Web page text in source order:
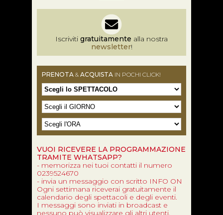
Iscriviti gratuitamente alla nostra
newsletter!
PRENOTA & ACQUISTA IN POCHI CLICK!
VUOI RICEVERE LA PROGRAMMAZIONE
TRAMITE WHATSAPP?
- memorizza nei tuoi contatti il numero
0239524670
- invia un messaggio con scritto INFO ON
Ogni settimana riceverai gratuitamente il
calendario degli spettacoli e degli eventi.
I messaggi sono inviati in broadcast e
nessuno può visualizzare gli altri utenti.